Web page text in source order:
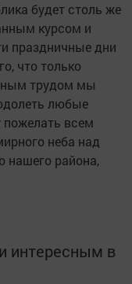
будет столь же
курсом и
праздничные дни
что только
трудом мы
любые
пожелать всем
неба над
нашего района,
интересным в